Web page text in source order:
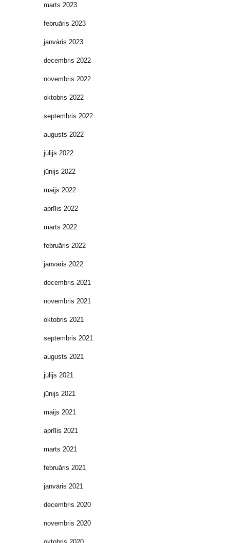
marts 2023
februāris 2023
janvāris 2023
decembris 2022
novembris 2022
oktobris 2022
septembris 2022
augusts 2022
jūlijs 2022
jūnijs 2022
maijs 2022
aprīlis 2022
marts 2022
februāris 2022
janvāris 2022
decembris 2021
novembris 2021
oktobris 2021
septembris 2021
augusts 2021
jūlijs 2021
jūnijs 2021
maijs 2021
aprīlis 2021
marts 2021
februāris 2021
janvāris 2021
decembris 2020
novembris 2020